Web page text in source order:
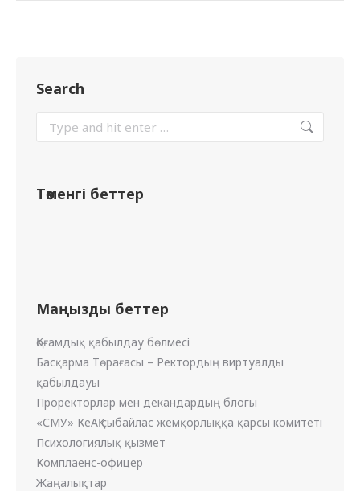
Search
Төменгі беттер
Маңызды беттер
Қоғамдық қабылдау бөлмесі
Басқарма Төрағасы – Ректордың виртуалды
қабылдауы
Проректорлар мен декандардың блогы
«СМУ» КеАҚ сыбайлас жемқорлыққа қарсы комитеті
Психологиялық қызмет
Комплаенс-офицер
Жаңалықтар